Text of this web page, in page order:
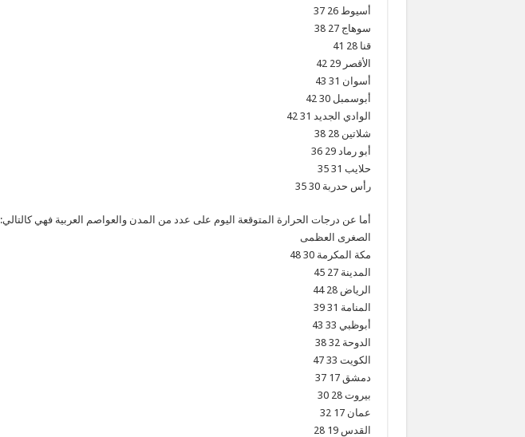
أسيوط 26 37
سوهاج 27 38
قنا 28 41
الأقصر 29 42
أسوان 31 43
أبوسمبل 30 42
الوادي الجديد 31 42
شلاتين 28 38
أبو رماد 29 36
حلايب 31 35
رأس حدربة 30 35
أما عن درجات الحرارة المتوقعة اليوم على عدد من المدن والعواصم العربية فهي كالتالي:
الصغرى العظمى
مكة المكرمة 30 48
المدينة 27 45
الرياض 28 44
المنامة 31 39
أبوظبي 33 43
الدوحة 32 38
الكويت 33 47
دمشق 17 37
بيروت 28 30
عمان 17 32
القدس 19 28